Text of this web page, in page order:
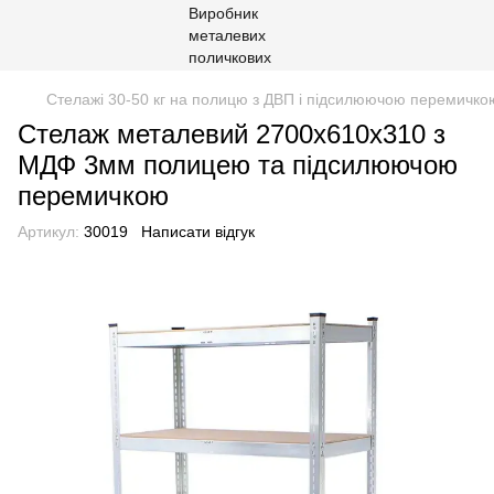
Стелажі 30-50 кг на полицю з ДВП і підсилюючою
Стелаж металевий 2700х610х310 з
МДФ 3мм полицею та підсилюючою
перемичкою
Артикул: 30019 Написати відгук